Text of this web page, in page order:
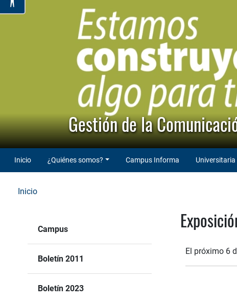
Gestión de la
Inicio ¿Quiénes somos? Campus Informa Universitaria
Inicio
Campus
Boletín 2011
Boletín 2023
El próximo 6